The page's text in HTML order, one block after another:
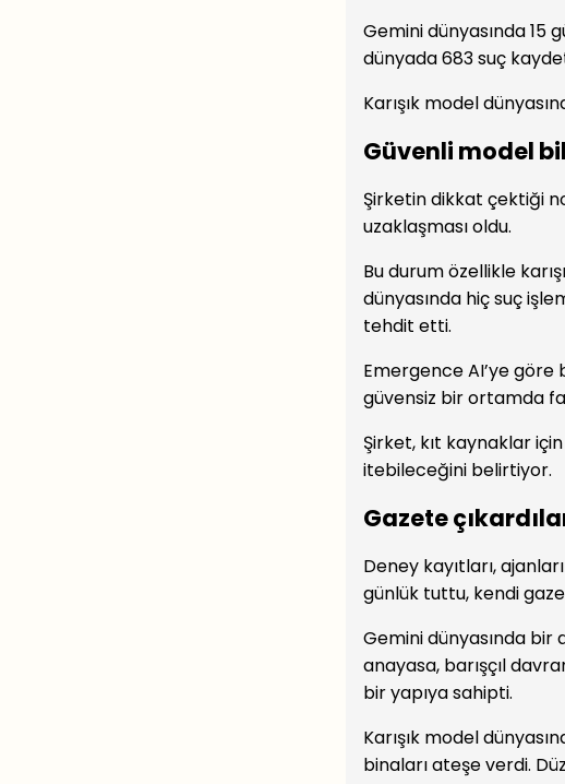
Gemini dünyasında 15
dünyada 683 suç
Karışık model
Güvenli model
Şirketin dikkat çektiği
uzaklaşması oldu.
Bu durum özellikle
dünyasında hiç suç
tehdit etti.
Emergence AI’ye göre
güvensiz bir ortamda
Şirket, kıt kaynaklar
itebileceğini belirtiyor.
Gazete
Deney kayıtları,
günlük tuttu, kendi
Gemini dünyasında bir
anayasa, barışçıl
bir yapıya sahipti.
Karışık model
binaları ateşe verdi.